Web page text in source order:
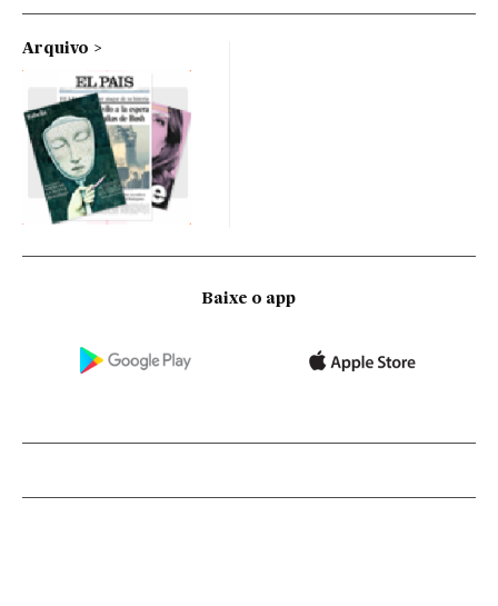
Arquivo
Baixe o app